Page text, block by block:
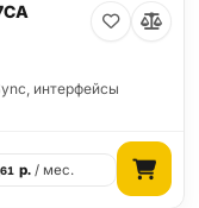
интерфейсы
р./ мес.